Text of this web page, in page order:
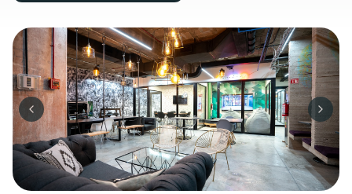
Previous slide Next